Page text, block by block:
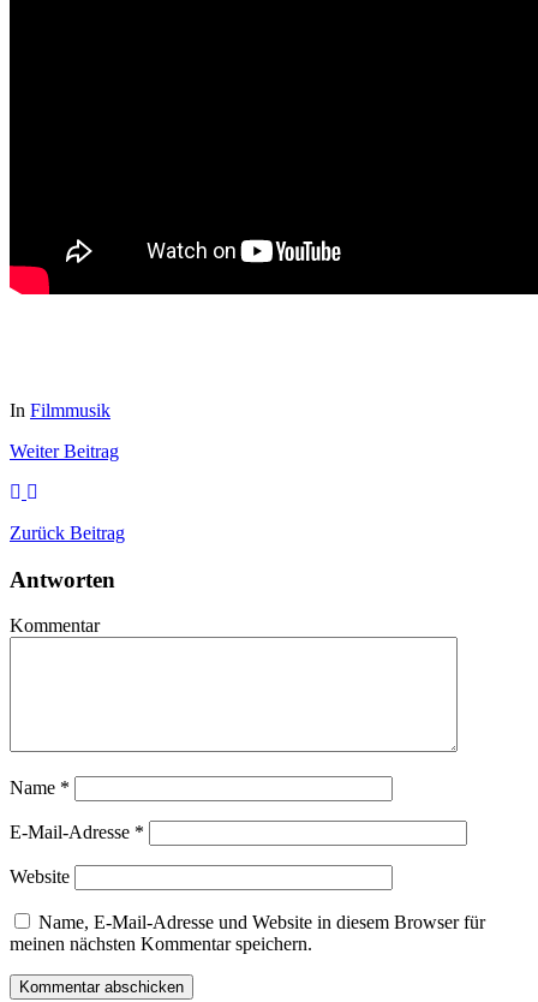
In Filmmusik
WeiterBeitrag
Zurück Beitrag
Antworten
Kommentar
Name *
E-Mail-Adresse *
Website
Name, E-Mail-Adresse und Website in diesem Browser für
meinen nächsten Kommentar speichern.